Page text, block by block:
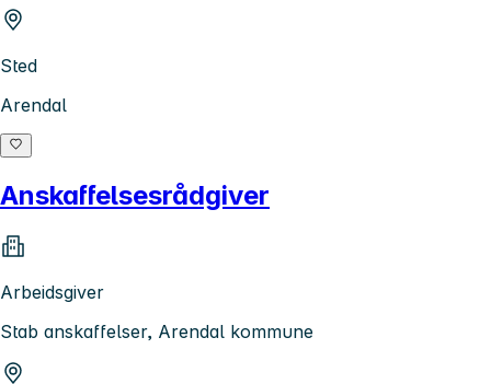
Sted
Arendal
Anskaffelsesrådgiver
Arbeidsgiver
Stab anskaffelser, Arendal kommune